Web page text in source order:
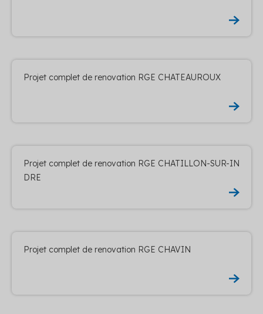
Projet complet de renovation RGE CHATEAUROUX
Projet complet de renovation RGE CHATILLON-SUR-IN
DRE
Projet complet de renovation RGE CHAVIN